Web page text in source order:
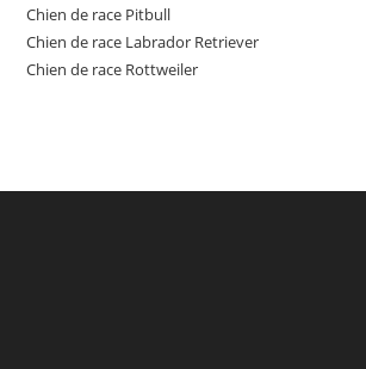
Chien de race Pitbull
Chien de race Labrador Retriever
Chien de race Rottweiler